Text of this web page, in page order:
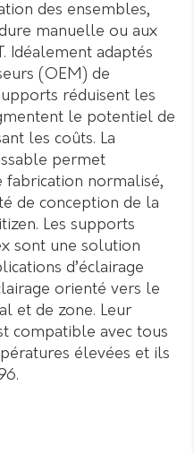
des ensembles,
manuelle ou aux
Idéalement adaptés
(OEM) de
réduisent les
le potentiel de
les coûts. La
permet
fabrication normalisé,
de conception de la
Les supports
sont une solution
d’éclairage
orienté vers le
et de zone. Leur
compatible avec tous
élevées et ils